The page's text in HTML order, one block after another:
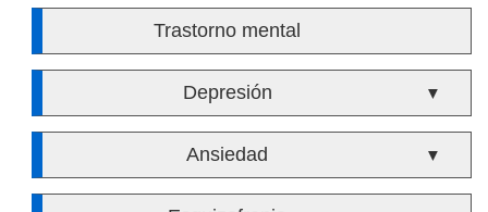
Trastorno mental
Depresión ▼
Ansiedad ▼